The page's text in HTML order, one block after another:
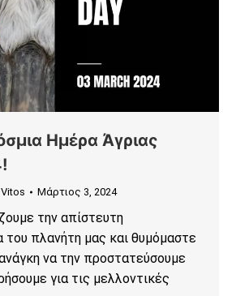
Ημέρα Άγριας
Μάρτιος 3, 2024
την απίστευτη
του πλανήτη μας και θυμόμαστε
να την προστατεύσουμε
για τις μελλοντικές